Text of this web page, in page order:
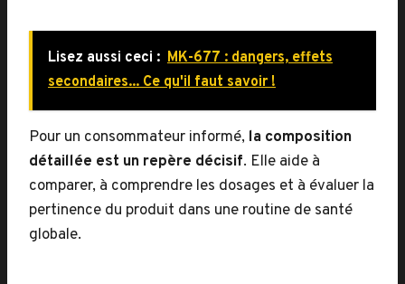
Lisez aussi ceci : MK-677 : dangers, effets
secondaires... Ce qu'il faut savoir !
Pour un consommateur informé, la composition
détaillée est un repère décisif. Elle aide à
comparer, à comprendre les dosages et à évaluer la
pertinence du produit dans une routine de santé
globale.